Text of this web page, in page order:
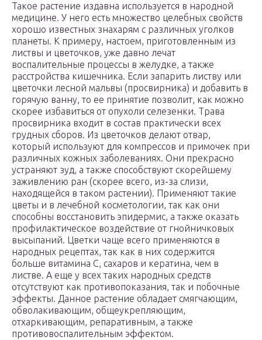
Такое растение издавна используется в народной
медицине. У него есть множество целебных свойств
хорошо известных знахарям с различных уголков
планеты. К примеру, настоем, приготовленным из
листвы и цветочков, уже давно лечат
воспалительные процессы в желудке, а также
расстройства кишечника. Если запарить листву или
цветочки лесной мальвы (просвирника) и добавить в
горячую ванну, то ее принятие позволит, как можно
скорее избавиться от опухоли селезенки. Трава
просвирника входит в состав практически всех
грудных сборов. Из цветочков делают отвар,
который используют для компрессов и примочек при
различных кожных заболеваниях. Они прекрасно
устраняют зуд, а также способствуют скорейшему
заживлению ран (скорее всего, из-за слизи,
находящейся в таком растении). Применяют такие
цветы и в лечебной косметологии, так как они
способны восстановить эпидермис, а также оказать
профилактическое воздействие от гнойничковых
высыпаний. Цветки чаще всего применяются в
народных рецептах, так как в них содержится
больше витамина С, сахаров и кератина, чем в
листве. А еще у всех таких народных средств
отсутствуют как противопоказания, так и побочные
эффекты. Данное растение обладает смягчающим,
обволакивающим, общеукрепляющим,
отхаркивающим, репаративным, а также
противовоспалительным эффектом.